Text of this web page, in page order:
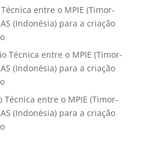
entre o MPIE (Timor-
(Indonésia) para a criação
Técnica entre o MPIE (Timor-
(Indonésia) para a criação
Técnica entre o MPIE (Timor-
(Indonésia) para a criação